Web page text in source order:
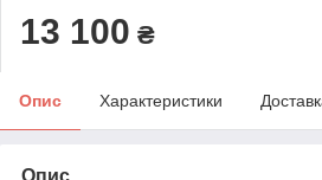
13 100 ₴
Опис Характеристики
Опис